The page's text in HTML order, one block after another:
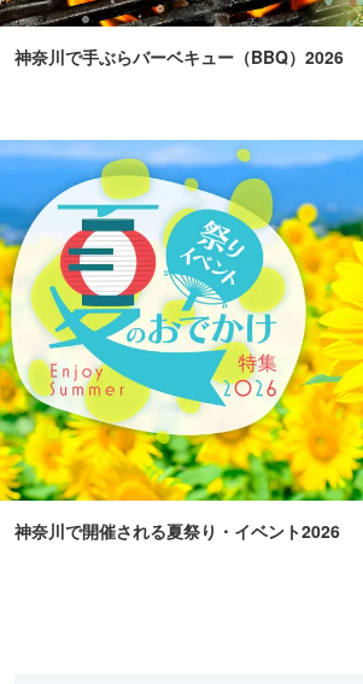
神奈川で手ぶらバーベキュー（BBQ）2026
神奈川で開催される夏祭り・イベント2026